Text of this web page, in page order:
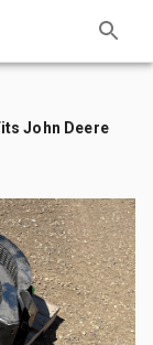
John Deere